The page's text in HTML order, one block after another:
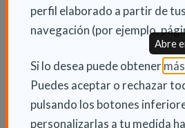
perfil elaborado a partir de
navegación (por ejemplo,
Si lo desea puede obtener
Puedes aceptar o rechazar
pulsando los botones
personalizarlas a tu medida
Abre
Fundación Caser y de Ashoka,
ganadora de entre un grupo de
preseleccionados por sus
innovadoras, destinadas al
especialmente en la
El proyecto ganador recibirá el